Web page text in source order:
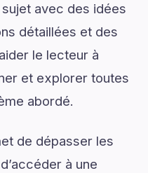
avec des idées
détaillées et des
le lecteur à
et explorer toutes
abordé.
de dépasser les
à une